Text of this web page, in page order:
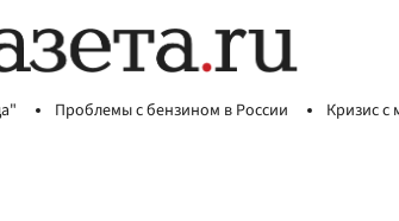
Проблемы с бензином в России Кризис с